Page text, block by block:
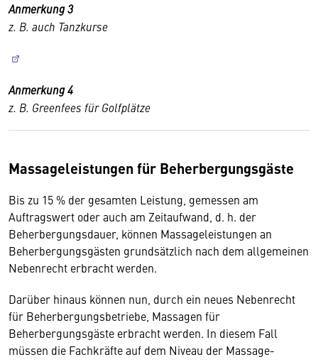
Anmerkung 3
z. B. auch Tanzkurse
Anmerkung 4
z. B. Greenfees für Golfplätze
Massageleistungen für Beherbergungsgäste
Bis zu 15 % der gesamten Leistung, gemessen am
Auftragswert oder auch am Zeitaufwand, d. h. der
Beherbergungsdauer, können Massageleistungen an
Beherbergungsgästen grundsätzlich nach dem allgemeinen
Nebenrecht erbracht werden.
Darüber hinaus können nun, durch ein neues Nebenrecht
für Beherbergungsbetriebe, Massagen für
Beherbergungsgäste erbracht werden. In diesem Fall
müssen die Fachkräfte auf dem Niveau der Massage-